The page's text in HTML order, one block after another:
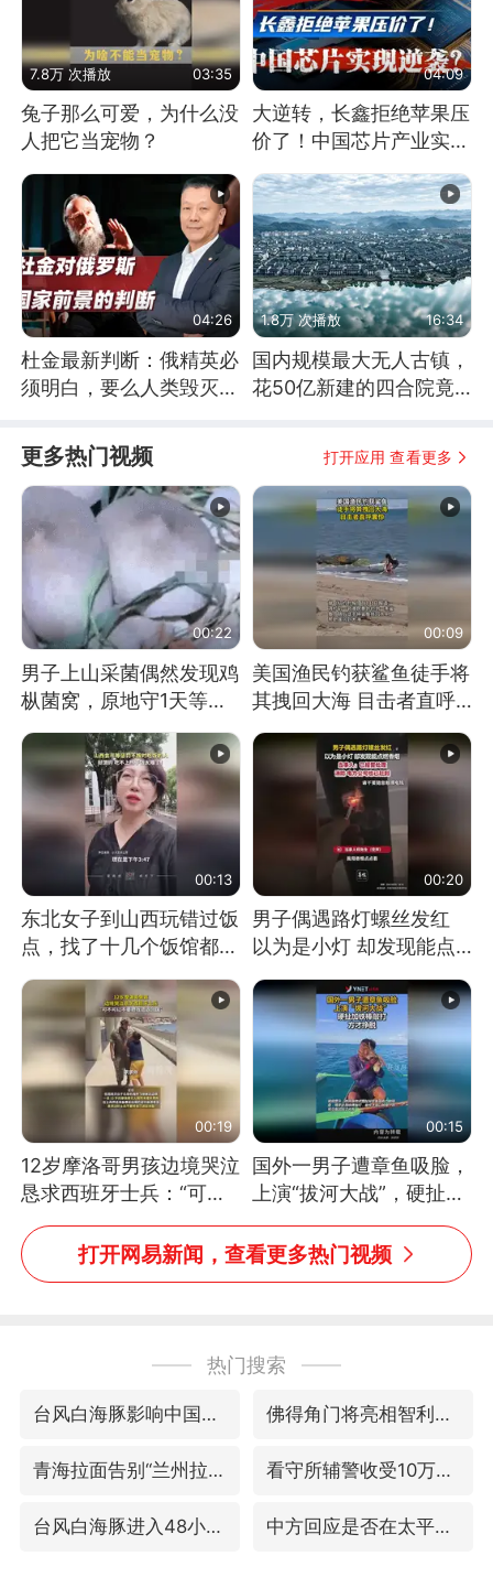
7.8万 次播放 03:35
兔子那么可爱，为什么没
人把它当宠物？
04:09
大逆转，长鑫拒绝苹果压
价了！中国芯片产业实现
04:26
杜金最新判断：俄精英必
须明白，要么人类毁灭，
1.8万 次播放 16:34
国内规模最大无人古镇，
花50亿新建的四合院竟
更多热门视频 打开应用 查看更多
00:22
男子上山采菌偶然发现鸡
枞菌窝，原地守1天等它
长大：挖了140多朵
00:09
美国渔民钓获鲨鱼徒手将
其拽回大海 目击者直呼
震惊 （视频来源：参考
消息）
00:13
东北女子到山西玩错过饭
点，找了十几个饭馆都没
开门：午休到几点
00:20
男子偶遇路灯螺丝发红
以为是小灯 却发现能点
燃香烟 当事人：已报警
处理
00:19
12岁摩洛哥男孩边境哭泣
恳求西班牙士兵：“可不
可以不要把我遣返回国”
00:15
国外一男子遭章鱼吸脸，
上演“拔河大战”，硬扯加
铁棒敲打方才挣脱
打开网易新闻，查看更多热门视频
热门搜索
台风白海豚影响中国已成定局 佛得角门将亮相智利俱乐部主场
青海拉面告别“兰州拉面” 看守所辅警收受10万获刑1年
台风白海豚进入48小时警戒线 中方回应是否在太平洋海底开采稀土